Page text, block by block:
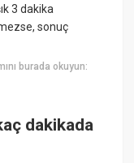
3 dakika
sonuç
burada okuyun:
dakikada